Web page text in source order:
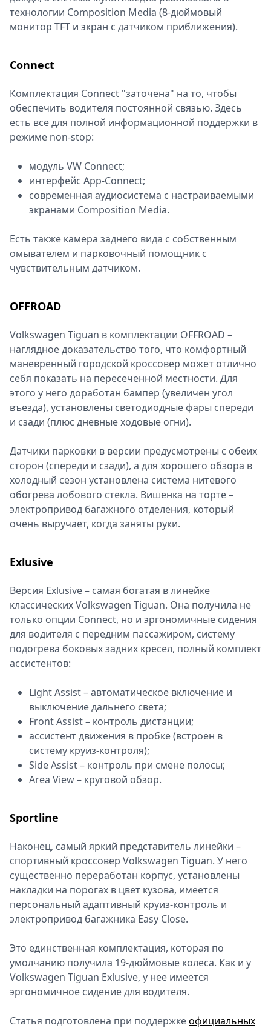
технологии Composition Media (8-дюймовый
монитор TFT и экран с датчиком приближения).
Connect
Комплектация Connect "заточена" на то, чтобы
обеспечить водителя постоянной связью. Здесь
есть все для полной информационной поддержки в
режиме non-stop:
модуль VW Connect;
интерфейс App-Connect;
современная аудиосистема с настраиваемыми
экранами Composition Media.
Есть также камера заднего вида с собственным
омывателем и парковочный помощник с
чувствительным датчиком.
OFFROAD
Volkswagen Tiguan в комплектации OFFROAD –
наглядное доказательство того, что комфортный
маневренный городской кроссовер может отлично
себя показать на пересеченной местности. Для
этого у него доработан бампер (увеличен угол
въезда), установлены светодиодные фары спереди
и сзади (плюс дневные ходовые огни).
Датчики парковки в версии предусмотрены с обеих
сторон (спереди и сзади), а для хорошего обзора в
холодный сезон установлена система нитевого
обогрева лобового стекла. Вишенка на торте –
электропривод багажного отделения, который
очень выручает, когда заняты руки.
Exlusive
Версия Exlusive – самая богатая в линейке
классических Volkswagen Tiguan. Она получила не
только опции Connect, но и эргономичные сидения
для водителя с передним пассажиром, систему
подогрева боковых задних кресел, полный комплект
ассистентов:
Light Assist – автоматическое включение и
выключение дальнего света;
Front Assist – контроль дистанции;
ассистент движения в пробке (встроен в
систему круиз-контроля);
Side Assist – контроль при смене полосы;
Area View – круговой обзор.
Sportline
Наконец, самый яркий представитель линейки –
спортивный кроссовер Volkswagen Tiguan. У него
существенно переработан корпус, установлены
накладки на порогах в цвет кузова, имеется
персональный адаптивный круиз-контроль и
электропривод багажника Easy Close.
Это единственная комплектация, которая по
умолчанию получила 19-дюймовые колеса. Как и у
Volkswagen Tiguan Exlusive, у нее имеется
эргономичное сидение для водителя.
Статья подготовлена при поддержкеофициальных